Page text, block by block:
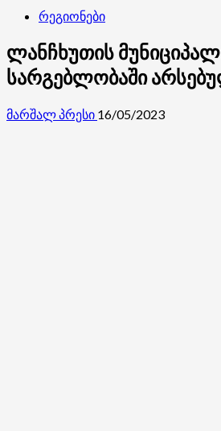
რეგიონები
ლანჩხუთის
სარგებლობაში
მარშალ პრესი 16/05/2023